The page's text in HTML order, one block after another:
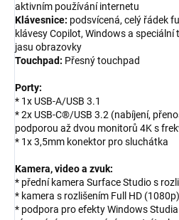
aktivním používání internetu
Klávesnice: podsvícená, celý řádek
klávesy Copilot, Windows a
jasu obrazovky
Touchpad: Přesný touchpad
Porty:
* 1x USB-A/USB 3.1
* 2x USB-C®/USB 3.2 (nabíjení,
podporou až dvou monitorů 4K s
* 1x 3,5mm konektor pro sluchátka
Kamera, video a zvuk:
* přední kamera Surface Studio s
* kamera s rozlišením Full HD (1080p)
* podpora pro efekty Windows